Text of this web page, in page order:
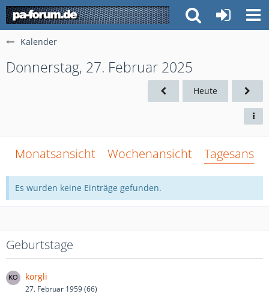
Kalender
Donnerstag, 27. Februar 2025
Heute
Monatsansicht Wochenansicht
Es wurden keine Einträge gefunden.
Geburtstage
korgli
27. Februar 1959 (66)